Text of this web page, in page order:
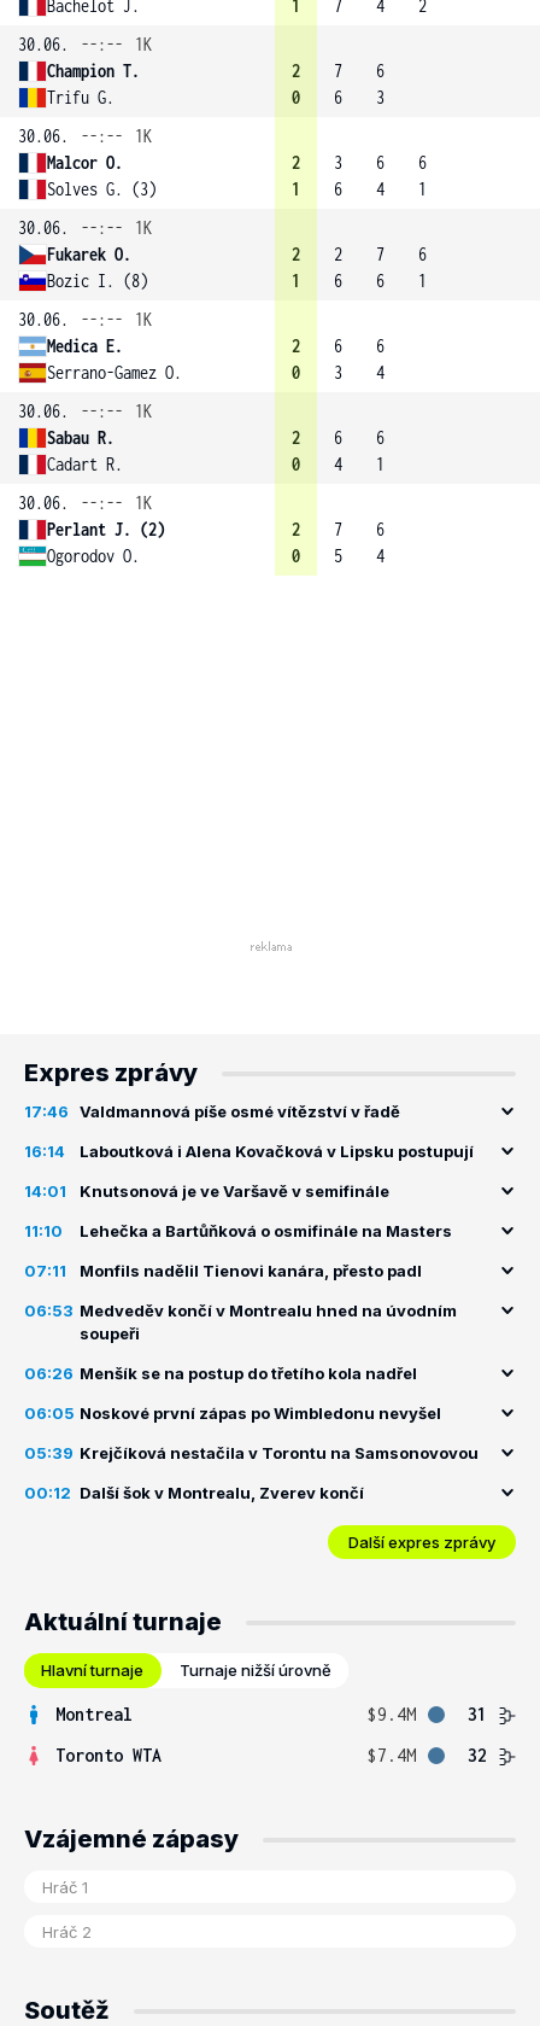
Bachelot J. 1 7 4
2
30.06.
--:--
1K
Champion T.
Trifu G.
2
0
7
6
6
3
30.06.
--:--
1K
Malcor O.
Solves G. (3)
2
1
3
6
6
4
6
1
30.06.
--:--
1K
Fukarek O.
Bozic I. (8)
2
1
2
6
7
6
6
1
30.06.
--:--
1K
Medica E.
Serrano-Gamez O.
2
0
6
3
6
4
30.06.
--:--
1K
Sabau R.
Cadart R.
2
0
6
4
6
1
30.06.
--:--
1K
Perlant J. (2)
Ogorodov O.
2
0
7
5
6
4
Expres zprávy
17:46 Valdmannová píše osmé vítězství v řadě
16:14 Laboutková i Alena Kovačková v Lipsku postupují
14:01 Knutsonová je ve Varšavě v semifinále
11:10 Lehečka a Bartůňková o osmifinále na Masters
07:11 Monfils nadělil Tienovi kanára, přesto padl
06:53 Medveděv končí v Montrealu hned na úvodním
soupeři
06:26 Menšík se na postup do třetího kola nadřel
06:05 Noskové první zápas po Wimbledonu nevyšel
05:39 Krejčíková nestačila v Torontu na Samsonovovou
00:12 Další šok v Montrealu, Zverev končí
Další expres zprávy
Aktuální turnaje
Hlavní turnaje Turnaje nižší úrovně
Montreal $9.4M
31
Toronto WTA
$7.4M 32
Vzájemné zápasy
Soutěž